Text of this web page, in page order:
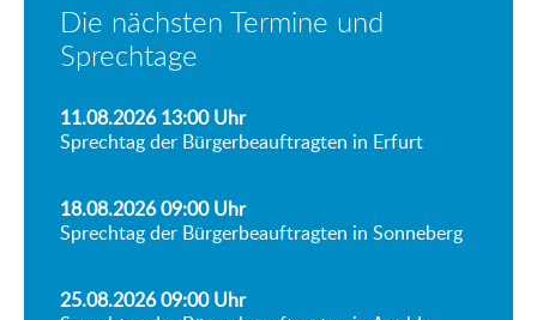
Die nächsten Termine und
Sprechtage
11.08.2026 13:00Uhr
Sprechtag der Bürgerbeauftragten in Erfurt
18.08.2026 09:00Uhr
Sprechtag der Bürgerbeauftragten in Sonneberg
25.08.2026 09:00Uhr